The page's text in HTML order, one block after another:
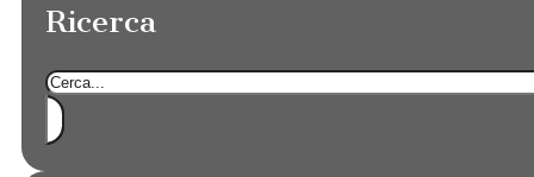
Ricerca
Cerca